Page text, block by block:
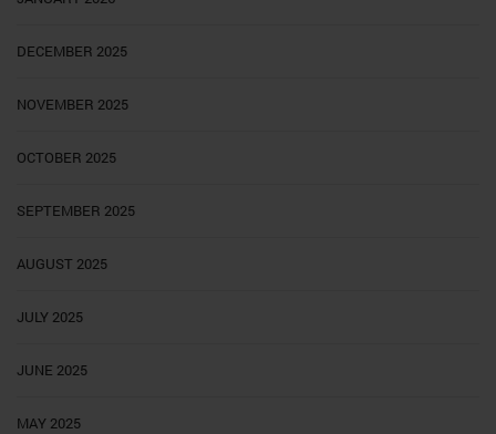
DECEMBER 2025
NOVEMBER 2025
OCTOBER 2025
SEPTEMBER 2025
AUGUST 2025
JULY 2025
JUNE 2025
MAY 2025